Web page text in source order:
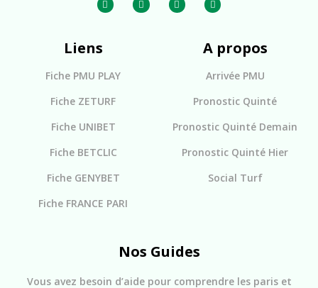
Liens
Fiche PMU PLAY
Fiche ZETURF
Fiche UNIBET
Fiche BETCLIC
Fiche GENYBET
Fiche FRANCE PARI
A propos
Arrivée PMU
Pronostic Quinté
Pronostic Quinté Demain
Pronostic Quinté Hier
Social Turf
Nos Guides
Vous avez besoin d’aide pour comprendre les paris et